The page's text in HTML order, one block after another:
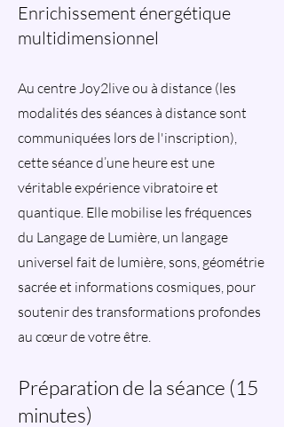
Enrichissement énergétique
multidimensionnel
Au centre Joy2live ou à distance (les
modalités des séances à distance sont
communiquées lors de l'inscription),
cette séance d’une heure est une
véritable expérience vibratoire et
quantique. Elle mobilise les fréquences
du Langage de Lumière, un langage
universel fait de lumière, sons, géométrie
sacrée et informations cosmiques, pour
soutenir des transformations profondes
au cœur de votre être.
Préparation de la séance (15
minutes)